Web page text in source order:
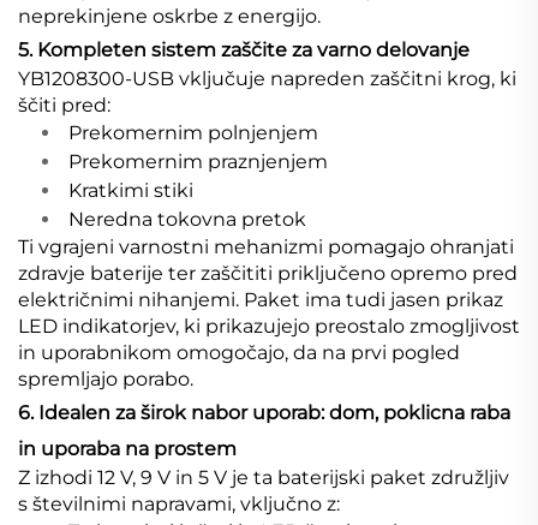
neprekinjene oskrbe z energijo.
5. Kompleten sistem zaščite za varno delovanje
YB1208300-USB vključuje napreden zaščitni krog, ki
ščiti pred:
Prekomernim polnjenjem
Prekomernim praznjenjem
Kratkimi stiki
Neredna tokovna pretok
Ti vgrajeni varnostni mehanizmi pomagajo ohranjati
zdravje baterije ter zaščititi priključeno opremo pred
električnimi nihanjemi. Paket ima tudi jasen prikaz
LED indikatorjev, ki prikazujejo preostalo zmogljivost
in uporabnikom omogočajo, da na prvi pogled
spremljajo porabo.
6. Idealen za širok nabor uporab: dom, poklicna raba
in uporaba na prostem
Z izhodi 12 V, 9 V in 5 V je ta baterijski paket združljiv
s številnimi napravami, vključno z: